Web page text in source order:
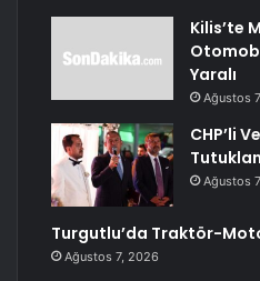
Kilis’te
Yaralı
Ağustos
CHP’li
Ağustos
Turgutlu’da Traktör-
Ağustos 7, 2026